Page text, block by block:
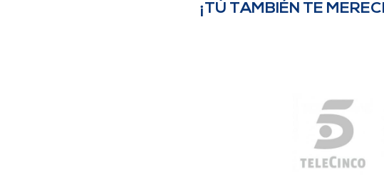
¡TÚ TAMBIÉN TE